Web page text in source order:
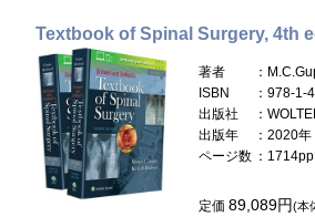
Textbook of Spinal Surgery, 4th
著者
：
ISBN
：978-1-
出版社
：
出版年
：2020年
ページ数 ：
定価89,089円(本